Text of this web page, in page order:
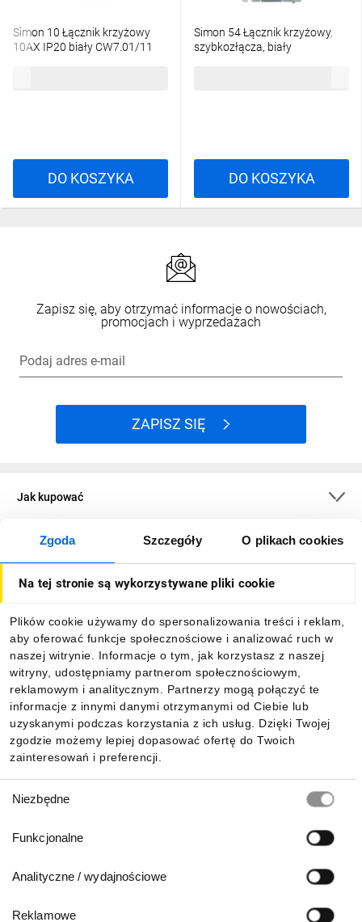
Zgoda Szczegóły O plikach cookies
Na tej stronie są wykorzystywane pliki cookie
Plików cookie używamy do spersonalizowania treści i reklam,
aby oferować funkcje społecznościowe i analizować ruch w
naszej witrynie. Informacje o tym, jak korzystasz z naszej
witryny, udostępniamy partnerom społecznościowym,
reklamowym i analitycznym. Partnerzy mogą połączyć te
informacje z innymi danymi otrzymanymi od Ciebie lub
uzyskanymi podczas korzystania z ich usług. Dzięki Twojej
zgodzie możemy lepiej dopasować ofertę do Twoich
zainteresowań i preferencji.
zgody
Niezbędne
Funkcjonalne
Analityczne / wydajnościowe
Reklamowe
Simon 10 Łącznik krzyżowy
10AX IP20 biały CW7.01/11
DO KOSZYKA
Simon 54 Łącznik krzyżowy,
szybkozłącza, biały
DO KOSZYKA
Zapisz się, aby otrzymać informacje o nowościach,
promocjach i wyprzedażach
Podaj adres e-mail
ZAPISZ SIĘ
Jak kupować
O firmie
Informacje
Pobierz naszą aplikację mobilną: